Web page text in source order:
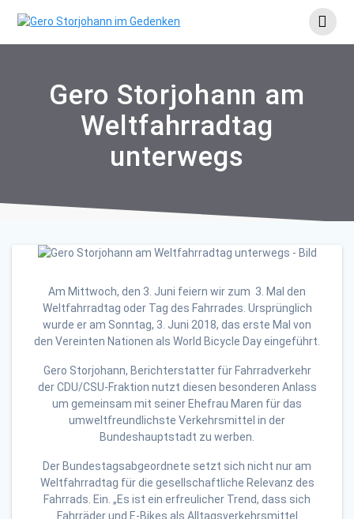
to
Gero Storjohann am
Weltfahrradtag
unterwegs
Am Mittwoch, den 3. Juni feiern wir zum 3. Mal den
Weltfahrradtag oder Tag des Fahrrades. Ursprünglich
wurde er am Sonntag, 3. Juni 2018, das erste Mal von
den Vereinten Nationen als World Bicycle Day eingeführt.
Gero Storjohann, Berichterstatter für Fahrradverkehr
der CDU/CSU-Fraktion nutzt diesen besonderen Anlass
um gemeinsam mit seiner Ehefrau Maren für das
umweltfreundlichste Verkehrsmittel in der
Bundeshauptstadt zu werben.
Der Bundestagsabgeordnete setzt sich nicht nur am
Weltfahrradtag für die gesellschaftliche Relevanz des
Fahrrads. Ein. „Es ist ein erfreulicher Trend, dass sich
Fahrräder und E-Bikes als Alltagsverkehrsmittel